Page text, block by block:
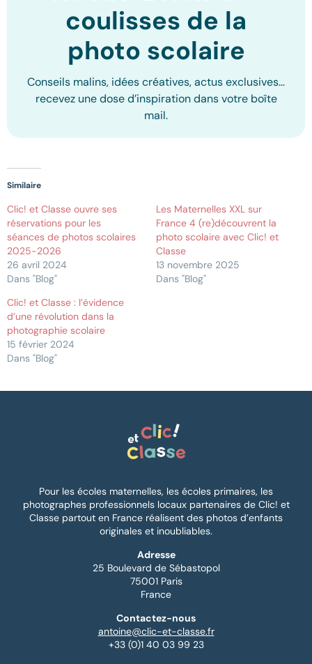
coulisses de la
photo scolaire
Conseils malins, idées créatives, actus exclusives…
recevez une dose d’inspiration dans votre boîte
mail.
Similaire
Clic! et Classe ouvre ses
réservations pour les
séances de photos scolaires
2025-2026
26 avril 2024
Dans "Blog"
Les Maternelles XXL sur
France 4 (re)découvrent la
photo scolaire avec Clic! et
Classe
13 novembre 2025
Dans "Blog"
Clic! et Classe : l’évidence
d’une révolution dans la
photographie scolaire
15 février 2024
Dans "Blog"
Pour les écoles maternelles, les écoles primaires, les
photographes professionnels locaux partenaires de Clic! et
Classe partout en France réalisent des photos d’enfants
originales et inoubliables.
Adresse
25 Boulevard de Sébastopol
75001 Paris
France
Contactez-nous
antoine@clic-et-classe.fr
+33 (0)1 40 03 99 23